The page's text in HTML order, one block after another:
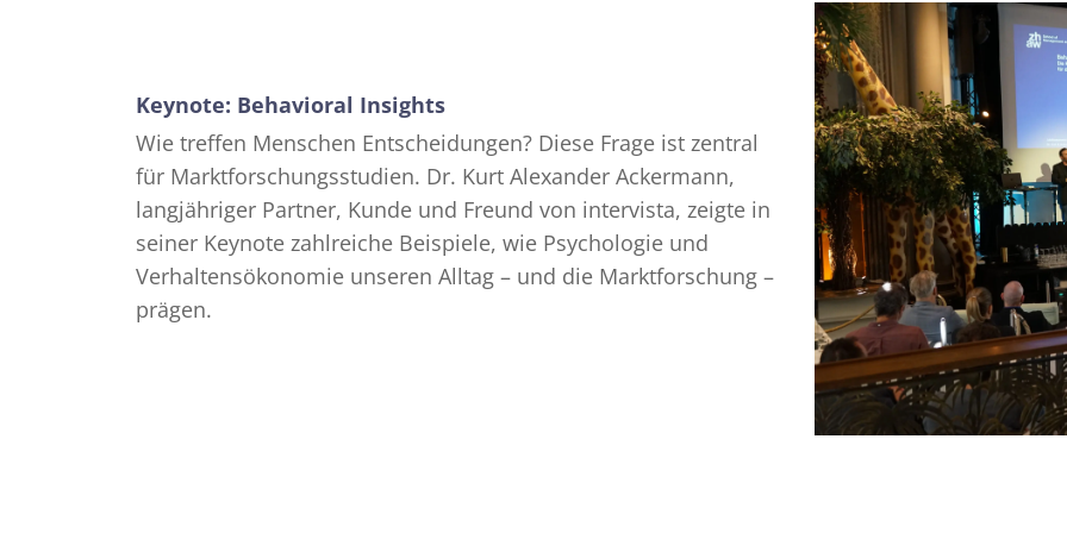
Keynote: Behavioral Insights
Wie treffen Menschen Entscheidungen? Diese Frage ist zentral
für Marktforschungsstudien. Dr. Kurt Alexander Ackermann,
langjähriger Partner, Kunde und Freund von intervista, zeigte in
seiner Keynote zahlreiche Beispiele, wie Psychologie und
Verhaltensökonomie unseren Alltag – und die Marktforschung –
prägen.